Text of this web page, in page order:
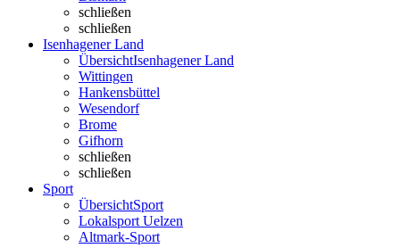
schließen
schließen
Isenhagener Land
ÜbersichtIsenhagener Land
Wittingen
Hankensbüttel
Wesendorf
Brome
Gifhorn
schließen
schließen
Sport
ÜbersichtSport
Lokalsport Uelzen
Altmark-Sport